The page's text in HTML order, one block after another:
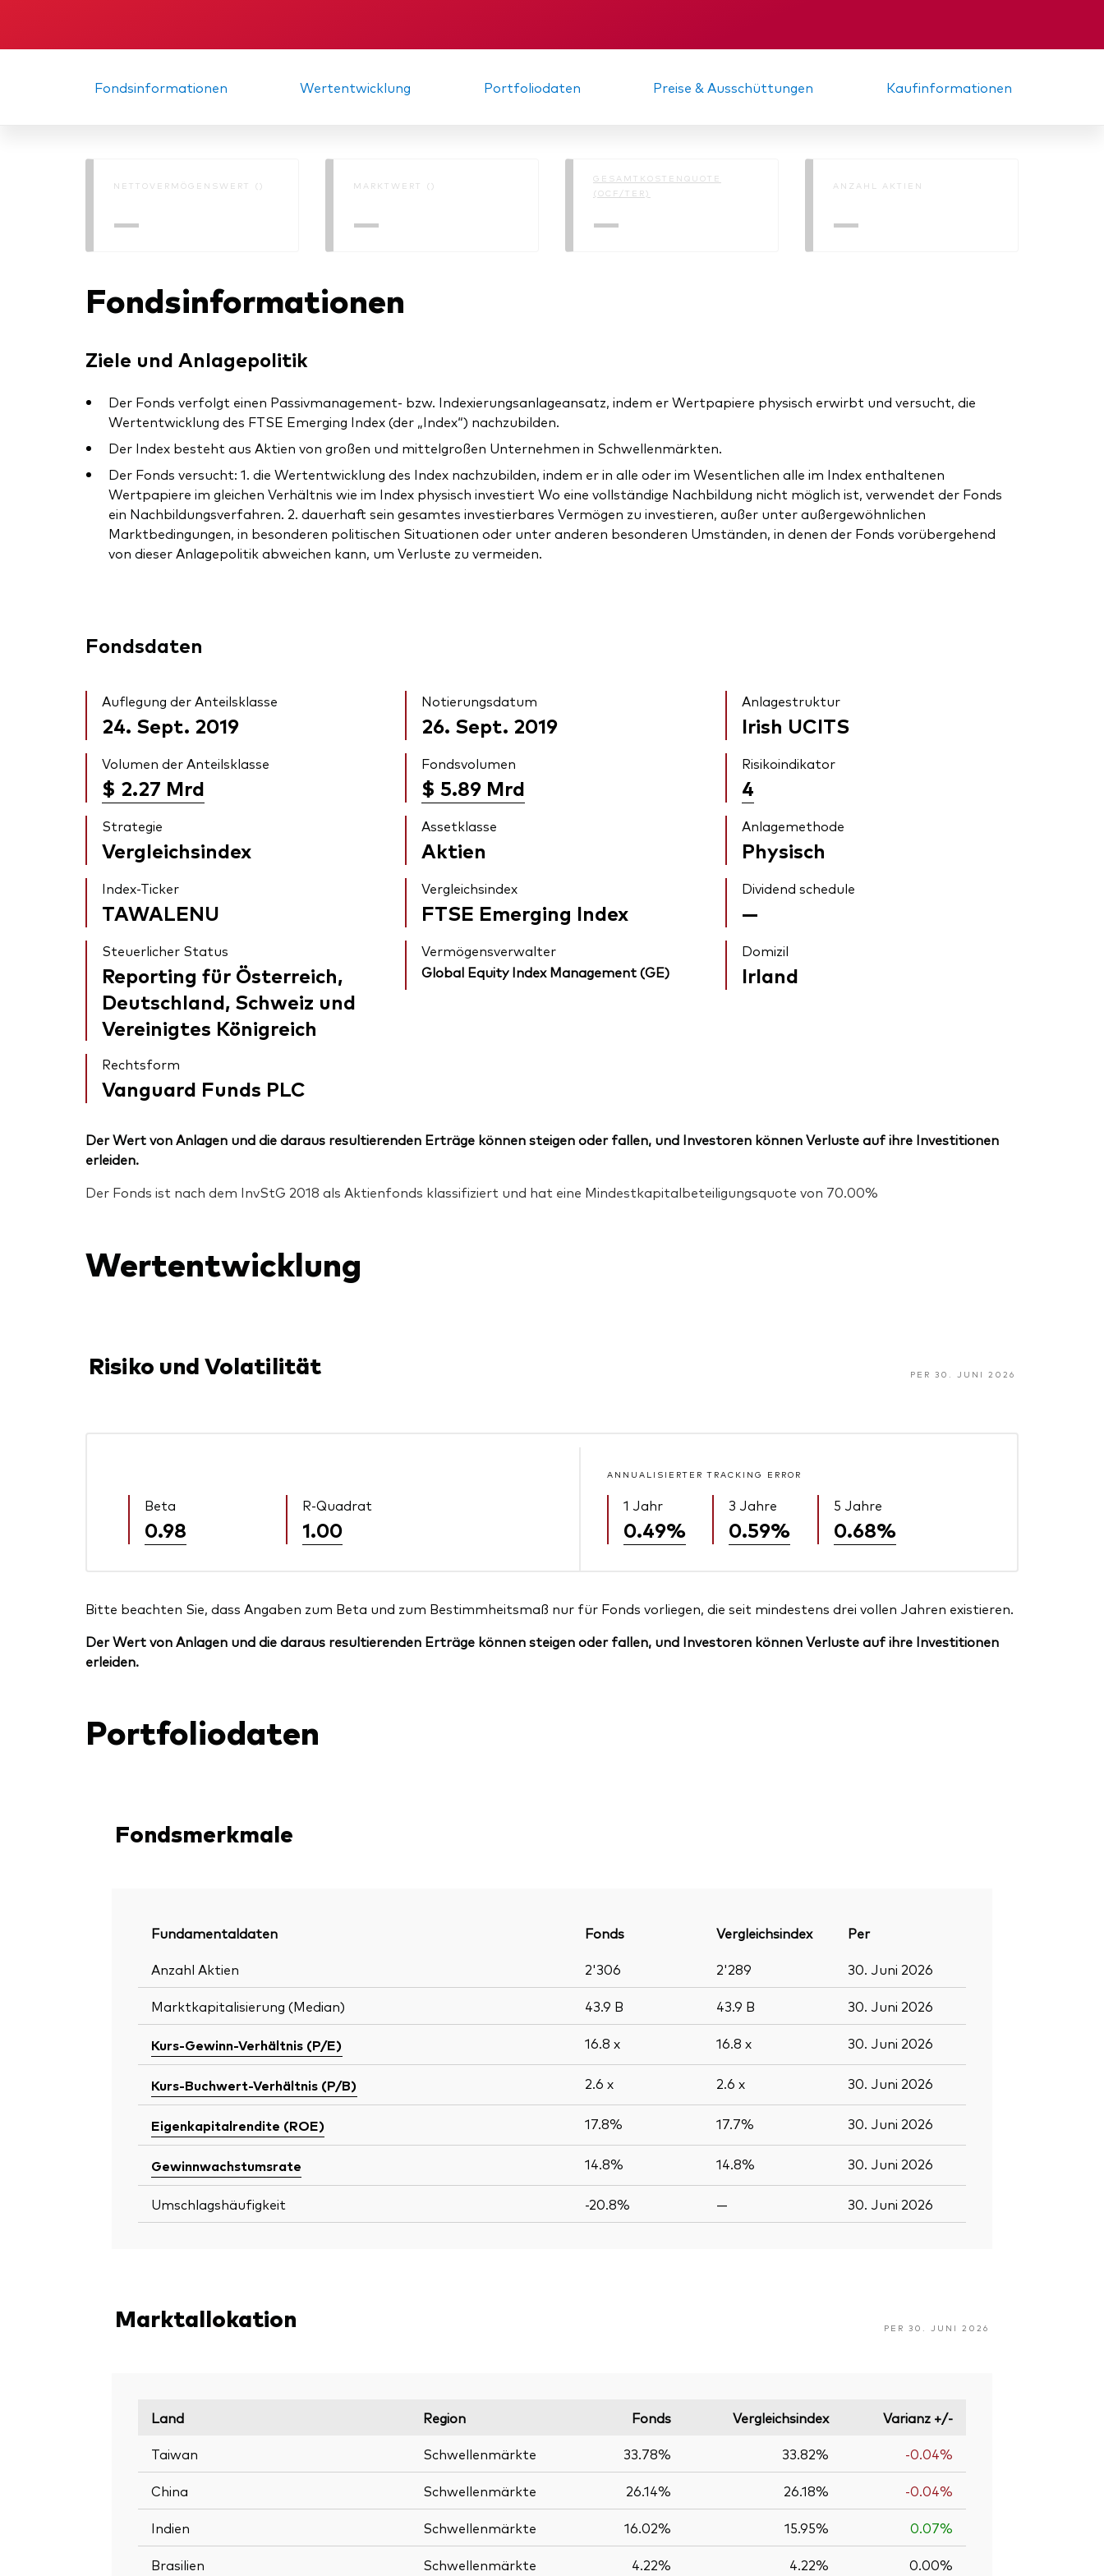
Fondsinformationen Wertentwicklung Portfoliodaten Preise & Ausschüttungen Kaufinformationen
NETTOVERMÖGENSWERT ()
—
MARKTWERT ()
—
GESAMTKOSTENQUOTE
(OCF/TER)
—
ANZAHL AKTIEN
—
Fondsinformationen
Ziele und Anlagepolitik
Der Fonds verfolgt einen Passivmanagement- bzw. Indexierungsanlageansatz, indem er Wertpapiere physisch erwirbt und versucht, die
Wertentwicklung des FTSE Emerging Index (der „Index“) nachzubilden.
Der Index besteht aus Aktien von großen und mittelgroßen Unternehmen in Schwellenmärkten.
Der Fonds versucht: 1. die Wertentwicklung des Index nachzubilden, indem er in alle oder im Wesentlichen alle im Index enthaltenen
Wertpapiere im gleichen Verhältnis wie im Index physisch investiert Wo eine vollständige Nachbildung nicht möglich ist, verwendet der Fonds
ein Nachbildungsverfahren. 2. dauerhaft sein gesamtes investierbares Vermögen zu investieren, außer unter außergewöhnlichen
Marktbedingungen, in besonderen politischen Situationen oder unter anderen besonderen Umständen, in denen der Fonds vorübergehend
von dieser Anlagepolitik abweichen kann, um Verluste zu vermeiden.
Fondsdaten
Auflegung der Anteilsklasse
24. Sept. 2019
Notierungsdatum
26. Sept. 2019
Anlagestruktur
Irish UCITS
Volumen der Anteilsklasse
$ 2.27 Mrd
Fondsvolumen
$ 5.89 Mrd
Risikoindikator
4
Strategie
Vergleichsindex
Assetklasse
Aktien
Anlagemethode
Physisch
Index-Ticker
TAWALENU
Vergleichsindex
FTSE Emerging Index
Dividend schedule
—
Steuerlicher Status
Reporting für Österreich,
Deutschland, Schweiz und
Vereinigtes Königreich
Vermögensverwalter
Global Equity Index Management (GE)
Domizil
Irland
Rechtsform
Vanguard Funds PLC
Der Wert von Anlagen und die daraus resultierenden Erträge können steigen oder fallen, und Investoren können Verluste auf ihre Investitionen
erleiden.
Der Fonds ist nach dem InvStG 2018 als Aktienfonds klassifiziert und hat eine Mindestkapitalbeteiligungsquote von 70.00%
Wertentwicklung
Risiko und Volatilität PER 30. JUNI 2026
Beta
0.98
R-Quadrat
1.00
ANNUALISIERTER TRACKING ERROR
1 Jahr
0.49%
3 Jahre
0.59%
5 Jahre
0.68%
Bitte beachten Sie, dass Angaben zum Beta und zum Bestimmheitsmaß nur für Fonds vorliegen, die seit mindestens drei vollen Jahren existieren.
Der Wert von Anlagen und die daraus resultierenden Erträge können steigen oder fallen, und Investoren können Verluste auf ihre Investitionen
erleiden.
Portfoliodaten
Fondsmerkmale
Fundamentaldaten Fonds Vergleichsindex
Per
Anzahl Aktien
2'306 2'289 30. Juni 2026
Marktkapitalisierung (Median) 43.9 B 43.9 B 30. Juni 2026
Kurs-Gewinn-Verhältnis (P/E) 16.8 x 16.8 x 30. Juni 2026
Kurs-Buchwert-Verhältnis (P/B) 2.6 x 2.6 x 30. Juni 2026
Eigenkapitalrendite (ROE) 17.8% 17.7% 30. Juni 2026
Gewinnwachstumsrate 14.8% 14.8% 30. Juni 2026
Umschlagshäufigkeit -20.8% — 30. Juni 2026
Marktallokation PER 30. JUNI 2026
Land Region Fonds Vergleichsindex
Varianz +/-
Taiwan
Schwellenmärkte 33.78% 33.82% -0.04%
China Schwellenmärkte 26.14% 26.18% -0.04%
Indien Schwellenmärkte 16.02% 15.95% 0.07%
Brasilien Schwellenmärkte 4.22% 4.22% 0.00%